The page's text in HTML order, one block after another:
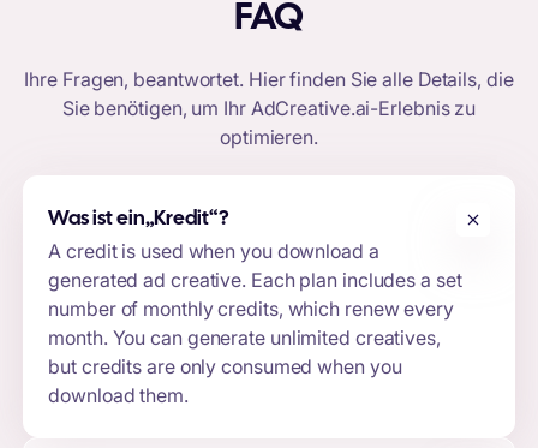
FAQ
Ihre Fragen, beantwortet. Hier finden Sie alle Details, die
Sie benötigen, um Ihr AdCreative.ai-Erlebniszu
optimieren.
Was ist ein„Kredit“?
A credit is used when you download a
generated ad creative. Each plan includes a set
number of monthly credits, which renew every
month. You can generate unlimited creatives,
but credits are only consumed when you
download them.